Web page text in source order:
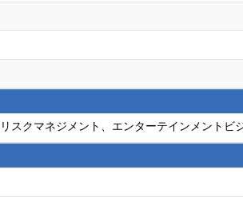
スクマネジメント、エンターテインメントビ